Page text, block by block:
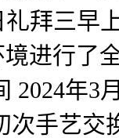
拜三早
进行了
年3
手艺交